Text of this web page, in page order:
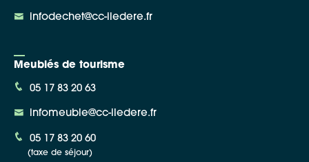
infodechet@cc-iledere.fr
Meublés de tourisme
05 17 83 20 63
infomeuble@cc-iledere.fr
05 17 83 20 60
(taxe de séjour)